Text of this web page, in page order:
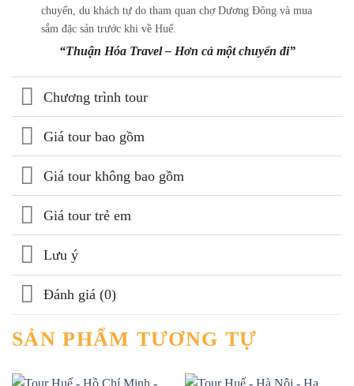
chuyến, du khách tự do tham quan chợ Dương Đông và mua
sắm đặc sản trước khi về Huế.
“Thuận Hóa Travel – Hơn cả một chuyến đi”
Chương trình tour
Giá tour bao gồm
Giá tour không bao gồm
Giá tour trẻ em
Lưu ý
Đánh giá (0)
SẢN PHẨM TƯƠNG TỰ